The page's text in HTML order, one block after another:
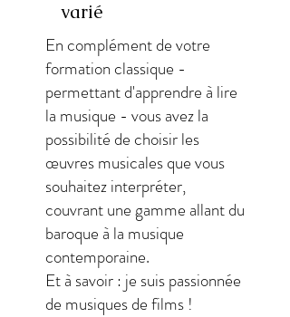
varié
En complément de votre
formation classique -
permettant d'apprendre à lire
la musique - vous avez la
possibilité de choisir les
œuvres musicales que vous
souhaitez interpréter,
couvrant une gamme allant du
baroque à la musique
contemporaine.
Et à savoir : je suis passionnée
de musiques de films !